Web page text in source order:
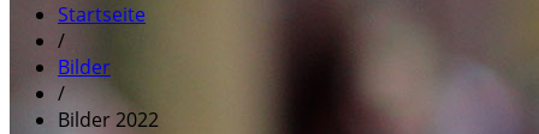
Startseite
/
Bilder
/
Bilder 2022